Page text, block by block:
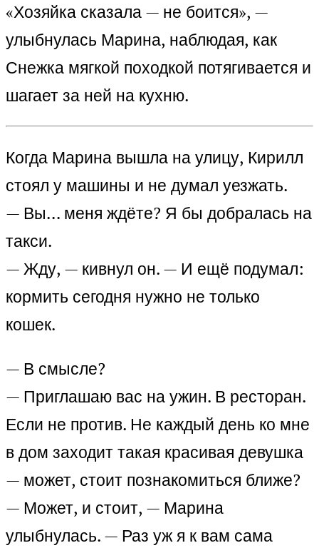
«Хозяйка сказала — не боится», —
улыбнулась Марина, наблюдая, как
Снежка мягкой походкой потягивается и
шагает за ней на кухню.
Когда Марина вышла на улицу, Кирилл
стоял у машины и не думал уезжать.
— Вы… меня ждёте? Я бы добралась на
такси.
— Жду, — кивнул он. — И ещё подумал:
кормить сегодня нужно не только
кошек.
— В смысле?
— Приглашаю вас на ужин. В ресторан.
Если не против. Не каждый день ко мне
в дом заходит такая красивая девушка
— может, стоит познакомиться ближе?
— Может, и стоит, — Марина
улыбнулась. — Раз уж я к вам сама